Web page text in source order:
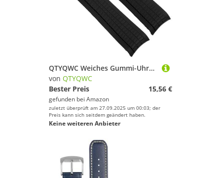
QTYQWC Weiches Gummi-Uhrenarmband Aquanaut, passend für Patek Philippe Silikon 5164A 5167A 5168A, 21 mm, Uhrenarmband mit Faltschließe
von QTYQWC
Bester Preis
15,56 €
gefunden bei Amazon
zuletzt überprüft am 27.09.2025 um 00:03; der
Preis kann sich seitdem geändert haben.
Keine weiteren Anbieter